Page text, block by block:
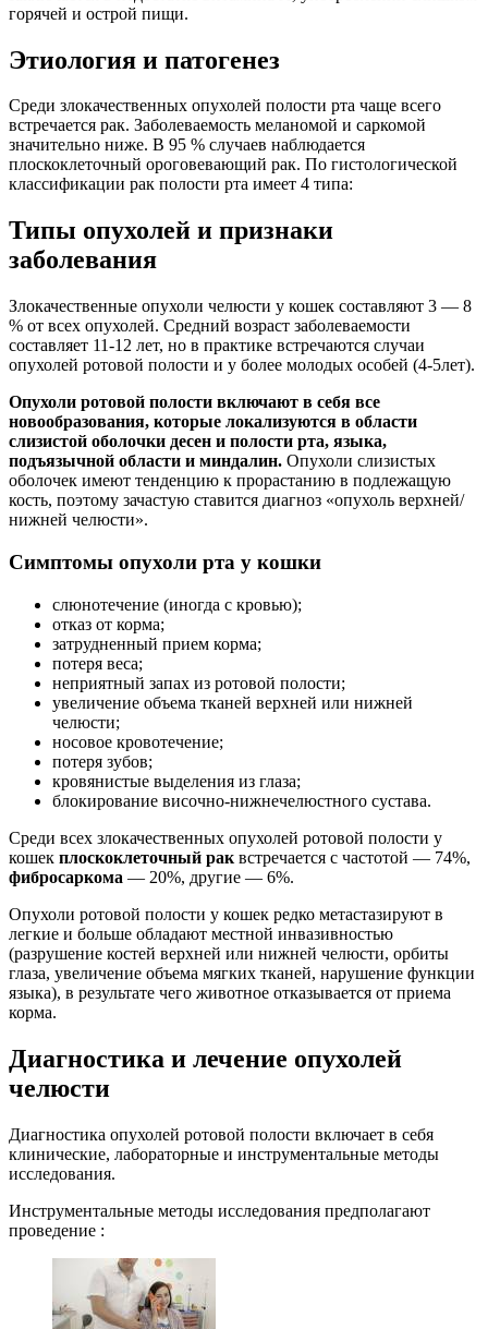
горячей и острой пищи.
Этиология и патогенез
Среди злокачественных опухолей полости рта чаще всего
встречается рак. Заболеваемость меланомой и саркомой
значительно ниже. В 95 % случаев наблюдается
плоскоклеточный ороговевающий рак. По гистологической
классификации рак полости рта имеет 4 типа:
Типы опухолей и признаки
заболевания
Злокачественные опухоли челюсти у кошек составляют 3 — 8
% от всех опухолей. Средний возраст заболеваемости
составляет 11-12 лет, но в практике встречаются случаи
опухолей ротовой полости и у более молодых особей (4-5лет).
Опухоли ротовой полости включают в себя все
новообразования, которые локализуются в области
слизистой оболочки десен и полости рта, языка,
подъязычной области и миндалин. Опухоли слизистых
оболочек имеют тенденцию к прорастанию в подлежащую
кость, поэтому зачастую ставится диагноз «опухоль верхней/
нижней челюсти».
Симптомы опухоли рта у кошки
слюнотечение (иногда с кровью);
отказ от корма;
затрудненный прием корма;
потеря веса;
неприятный запах из ротовой полости;
увеличение объема тканей верхней или нижней
челюсти;
носовое кровотечение;
потеря зубов;
кровянистые выделения из глаза;
блокирование височно-нижнечелюстного сустава.
Среди всех злокачественных опухолей ротовой полости у
кошек плоскоклеточный рак встречается с частотой — 74%,
фибросаркома — 20%, другие — 6%.
Опухоли ротовой полости у кошек редко метастазируют в
легкие и больше обладают местной инвазивностью
(разрушение костей верхней или нижней челюсти, орбиты
глаза, увеличение объема мягких тканей, нарушение функции
языка), в результате чего животное отказывается от приема
корма.
Диагностика и лечение опухолей
челюсти
Диагностика опухолей ротовой полости включает в себя
клинические, лабораторные и инструментальные методы
исследования.
Инструментальные методы исследования предполагают
проведение :